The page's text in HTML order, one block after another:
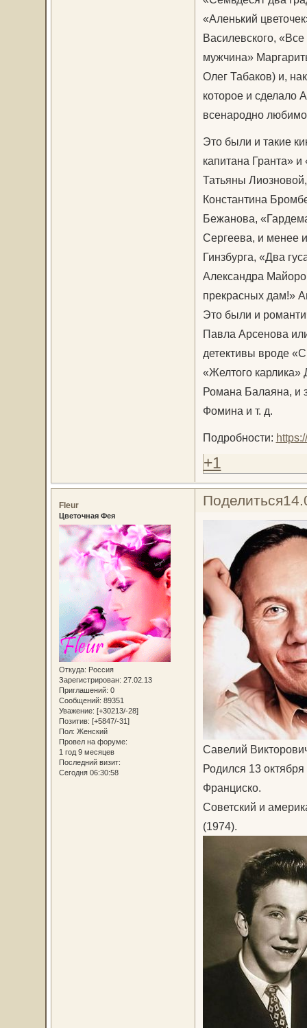
«Аленький
Василевского,
мужчина»
Олег Табаков) и,
которое и сделало
всенародно
Это были и такие
капитана Гранта»
Татьяны
Константина
Бежанова,
Сергеева, и менее
Гинзбурга, «Два
Александра
прекрасных дам!»
Это были и
Павла Арсенова
детективы вроде
«Желтого
Романа Балаяна, и
Фомина и т. д.
Подробности:
+1
Поделиться
Fleur
Цветочная Фея
Откуда: Россия
Зарегистрирован: 27.02.13
Приглашений: 0
Сообщений: 89351
Уважение: [+30213/-28]
Позитив: [+5847/-31]
Пол: Женский
Провел на форуме:
1 год 9 месяцев
Последний визит:
Сегодня 06:30:58
Савелий
Родился 13
Франциско.
Советский и
(1974).